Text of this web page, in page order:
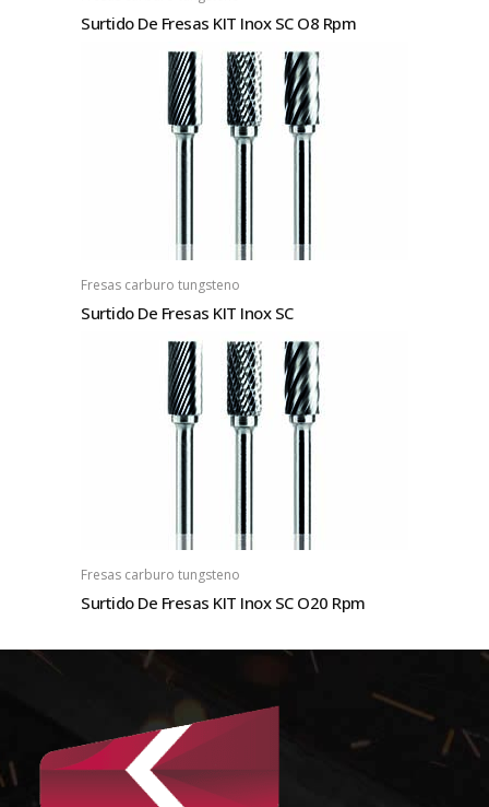
Surtido De Fresas KIT Inox SC O8 Rpm
Fresas carburo tungsteno
Surtido De Fresas KIT Inox SC
Fresas carburo tungsteno
Surtido De Fresas KIT Inox SC O20 Rpm